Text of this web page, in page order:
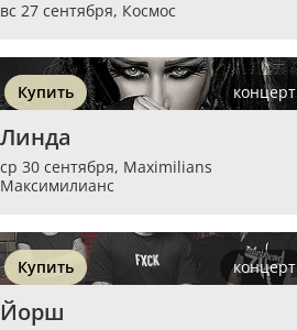
вс 27 сентября, Космос
Купить концерт
Линда
ср 30 сентября, Maximilians
Максимилианс
Купить концерт
Йорш